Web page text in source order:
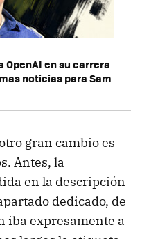
en su carrera
noticias para Sam
gran cambio es
Antes, la
en la descripción
dedicado, de
iba expresamente a